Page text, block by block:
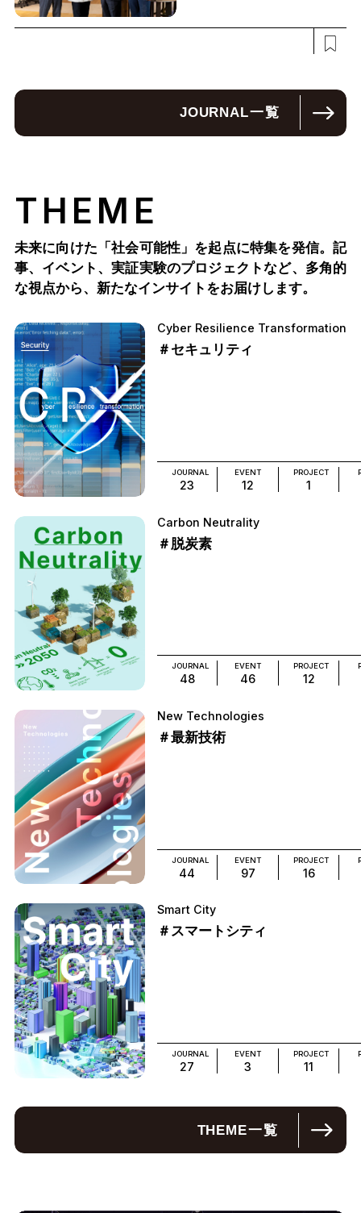
JOURNAL一覧
THEME
未来に向けた「社会可能性」を起点に特集を発信。記
事、イベント、実証実験のプロジェクトなど、多角的
な視点から、新たなインサイトをお届けします。
Cyber Resilience Transformation
＃セキュリティ
JOURNAL
23
EVENT
12
PROJECT
1
Carbon Neutrality
＃脱炭素
JOURNAL
48
EVENT
46
PROJECT
12
New Technologies
＃最新技術
JOURNAL
44
EVENT
97
PROJECT
16
Smart City
＃スマートシティ
JOURNAL
27
EVENT
3
PROJECT
11
THEME一覧